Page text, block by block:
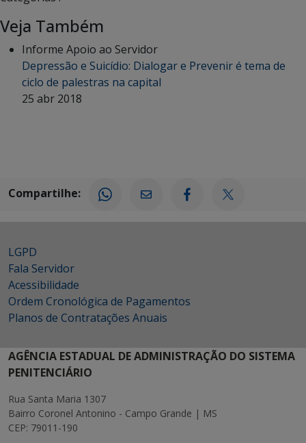
Veja Também
Informe Apoio ao Servidor
Depressão e Suicídio: Dialogar e Prevenir é tema de
ciclo de palestras na capital
25 abr 2018
Compartilhe:
LGPD
Fala Servidor
Acessibilidade
Ordem Cronológica de Pagamentos
Planos de Contratações Anuais
AGÊNCIA ESTADUAL DE ADMINISTRAÇÃO DO SISTEMA
PENITENCIÁRIO
Rua Santa Maria 1307
Bairro Coronel Antonino - Campo Grande | MS
CEP: 79011-190